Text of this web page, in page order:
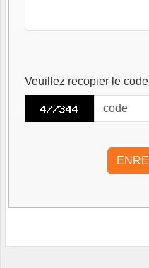
Veuillez recopier le code